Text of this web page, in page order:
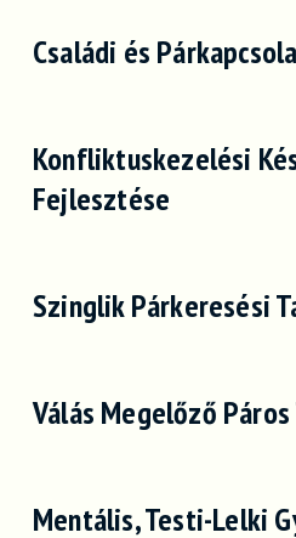
Családi és
Konfliktuskezelési
Fejlesztése
Szinglik Párkeresési
Válás Megelőző Páros
Mentális, Testi-Lelki